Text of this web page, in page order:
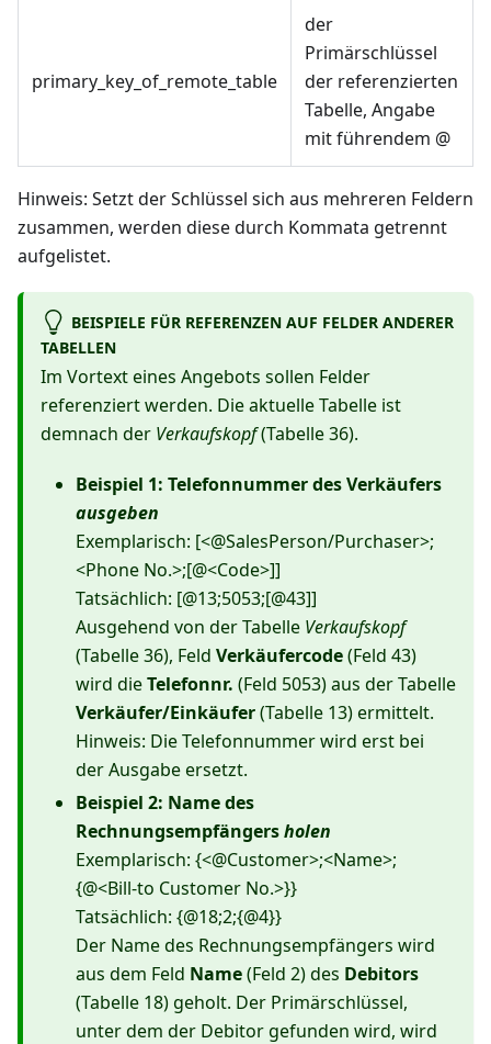
primary_key_of_remote_table
der
Primärschlüssel
der referenzierten
Tabelle, Angabe
mit führendem @
Hinweis: Setzt der Schlüssel sich aus mehreren Feldern
zusammen, werden diese durch Kommata getrennt
aufgelistet.
BEISPIELE FÜR REFERENZEN AUF FELDER ANDERER
TABELLEN
Im Vortext eines Angebots sollen Felder
referenziert werden. Die aktuelle Tabelle ist
demnach der Verkaufskopf(Tabelle 36).
Beispiel 1: Telefonnummer des Verkäufers
ausgeben
Exemplarisch: [<@SalesPerson/Purchaser>;
<Phone No.>;[@<Code>]]
Tatsächlich: [@13;5053;[@43]]
Ausgehend von der Tabelle Verkaufskopf
(Tabelle 36), Feld Verkäufercode(Feld 43)
wird dieTelefonnr. (Feld 5053) aus der Tabelle
Verkäufer/Einkäufer(Tabelle 13) ermittelt.
Hinweis: Die Telefonnummer wird erst bei
der Ausgabe ersetzt.
Beispiel 2: Name des
Rechnungsempfängersholen
Exemplarisch: {<@Customer>;<Name>;
{@<Bill-to Customer No.>}}
Tatsächlich: {@18;2;{@4}}
Der Name des Rechnungsempfängers wird
aus dem Feld Name(Feld 2) des Debitors
(Tabelle 18) geholt. Der Primärschlüssel,
unter dem der Debitor gefunden wird, wird